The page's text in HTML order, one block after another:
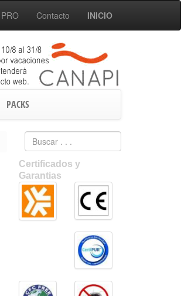
PRO Contacto INICIO
PACKS
Certificados y
Garantias